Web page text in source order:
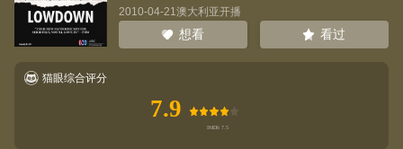
2010-04-21澳大利亚开播
想看 看过
猫眼综合评分
7.9